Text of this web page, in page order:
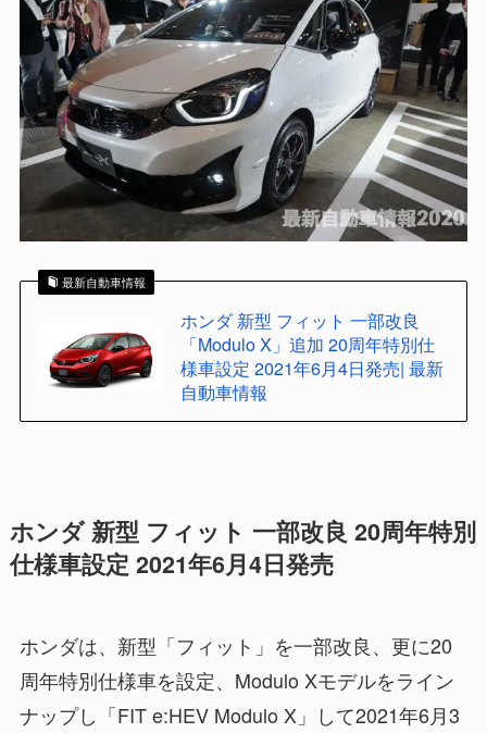
最新自動車情報
ホンダ 新型 フィット 一部改良
「Modulo X」追加 20周年特別仕
様車設定 2021年6月4日発売| 最新
自動車情報
ホンダ 新型 フィット 一部改良 20周年特別
仕様車設定 2021年6月4日発売
ホンダは、新型「フィット」を一部改良、更に20
周年特別仕様車を設定、Modulo Xモデルをライン
ナップし「FIT e:HEV Modulo X」して2021年6月3